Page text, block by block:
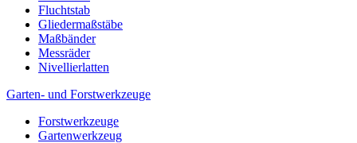
Fluchtstab
Gliedermaßstäbe
Maßbänder
Messräder
Nivellierlatten
Garten- und Forstwerkzeuge
Forstwerkzeuge
Gartenwerkzeug